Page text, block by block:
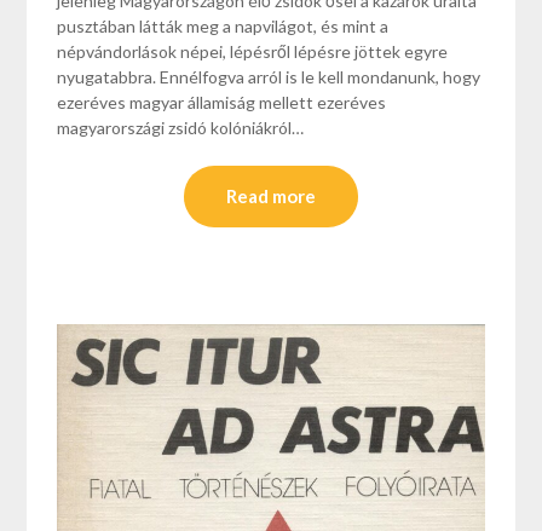
pusztában látták meg a napvilágot, és mint a
népvándorlások népei, lépésről lépésre jöttek egyre
nyugatabbra. Ennélfogva arról is le kell mondanunk, hogy
ezeréves magyar államiság mellett ezeréves
magyarországi zsidó kolóniákról…
Read more